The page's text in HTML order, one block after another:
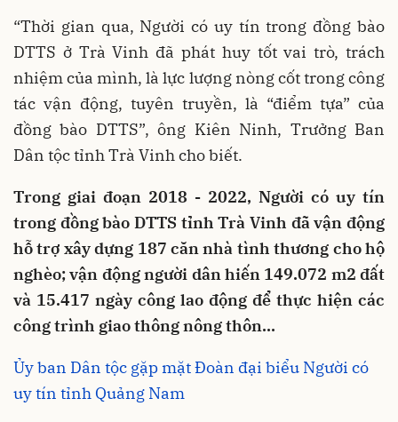
“Thời gian qua, Người có uy tín trong đồng bào
DTTS ở Trà Vinh đã phát huy tốt vai trò, trách
nhiệm của mình, là lực lượng nòng cốt trong công
tác vận động, tuyên truyền, là “điểm tựa” của
đồng bào DTTS”, ông Kiên Ninh, Trưởng Ban
Dân tộc tỉnh Trà Vinh cho biết.
Trong giai đoạn 2018 - 2022, Người có uy tín
trong đồng bào DTTS tỉnh Trà Vinh đã vận động
hỗ trợ xây dựng 187 căn nhà tình thương cho hộ
nghèo; vận động người dân hiến 149.072 m2 đất
và 15.417 ngày công lao động để thực hiện các
công trình giao thông nông thôn...
Ủy ban Dân tộc gặp mặt Đoàn đại biểu Người có
uy tín tỉnh Quảng Nam